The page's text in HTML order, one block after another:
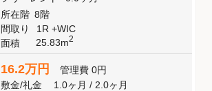
所在階 8階
間取り
1R +WIC
面積
25.83m2
16.2万円 管理費 0円
敷金/礼金 1.0ヶ月/ 2.0ヶ月